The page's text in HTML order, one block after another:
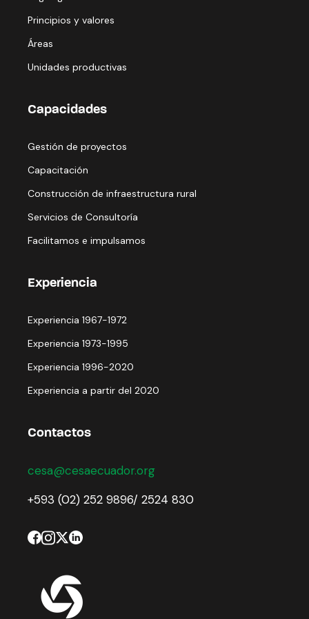
Principios y valores
Áreas
Unidades productivas
Capacidades
Gestión de proyectos
Capacitación
Construcción de infraestructura rural
Servicios de Consultoría
Facilitamos e impulsamos
Experiencia
Experiencia 1967-1972
Experiencia 1973-1995
Experiencia 1996-2020
Experiencia a partir del 2020
Contactos
cesa@cesaecuador.org
+593 (02) 252 9896/ 2524 830